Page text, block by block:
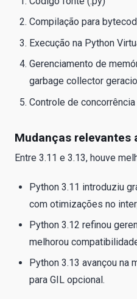
Compilação para
Execução na Python
Gerenciamento de
garbage collector
Controle de
Mudanças relevantes
Entre 3.11 e 3.13, houve
Python 3.11 introduziu
com otimizações no
Python 3.12 refinou
melhorou
Python 3.13 avançou na
para GIL opcional.